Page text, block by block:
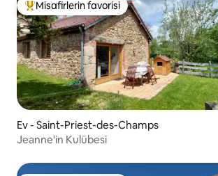
Misafirlerin favorilerinden en beğenilenler
Misafirlerin favorisi
Ev - Saint-Priest-des-Champs
Jeanne'in Kulübesi